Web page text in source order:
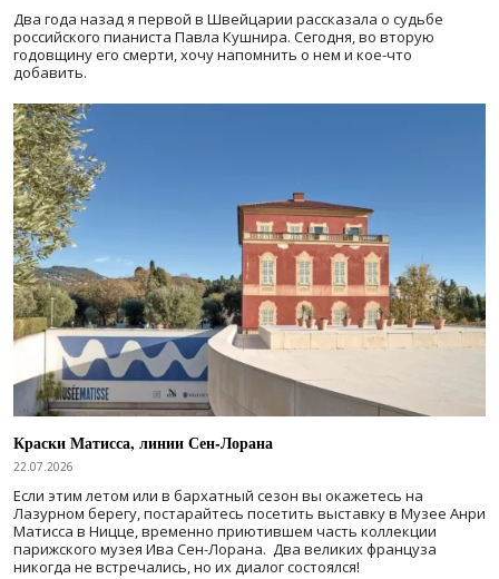
Два года назад я первой в Швейцарии рассказала о судьбе
российского пианиста Павла Кушнира. Сегодня, во вторую
годовщину его смерти, хочу напомнить о нем и кое-что
добавить.
Краски Матисса, линии Сен-Лорана
22.07.2026
Если этим летом или в бархатный сезон вы окажетесь на
Лазурном берегу, постарайтесь посетить выставку в Музее Анри
Матисса в Ницце, временно приютившем часть коллекции
парижского музея Ива Сен-Лорана. Два великих француза
никогда не встречались, но их диалог состоялся!